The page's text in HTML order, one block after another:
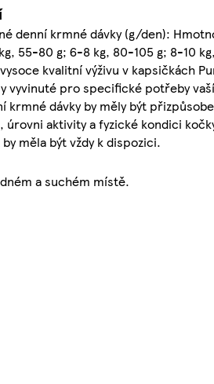
denní krmné dávky (g/den):
55-80 g; 6-8 kg, 80-105 g; 8-10
kvalitní výživu v kapsičkách
vyvinuté pro specifické potřeby vaší
krmné dávky by měly být
úrovni aktivity a fyzické kondici
měla být vždy k dispozici.
a suchém místě.